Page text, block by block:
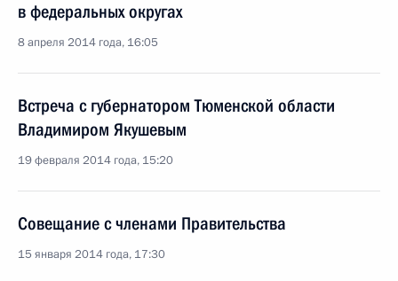
в федеральных округах
8 апреля 2014 года, 16:05
Встреча с губернатором Тюменской области
Владимиром Якушевым
19 февраля 2014 года, 15:20
Совещание с членами Правительства
15 января 2014 года, 17:30